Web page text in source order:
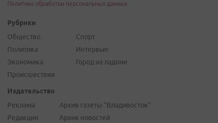
Политика обработки персональных данных
Рубрики
Общество
Политика
Экономика
Происшествия
Спорт
Интервью
Город на ладони
Издательство
Реклама
Редакция
Архив газеты "Владивосток"
Архив новостей